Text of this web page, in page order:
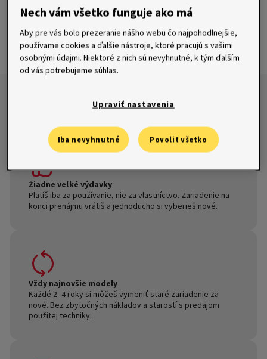
www.cashtec.eu/sk/upgrade
Prečo si prenajať zariadenie a nie
Žiadne veľké výdavky
Platíš iba za používanie, nie za vlastníctvo. Zariadenie na
konci prenájmu vrátiš a jednoducho si vyberieš nové.
Vždy najnovšie modely
Každé 2–4 roky si môžeš vymeniť staré zariadenie za
nové. Bez zbytočných nákladov a starostí s predajom
použitej techniky.
Nech vám všetko funguje ako má
Aby pre vás bolo prezeranie nášho webu čo najpohodlnejšie,
používame cookies a ďalšie nástroje, ktoré pracujú s vašimi
osobnými údajmi. Niektoré z nich sú nevyhnutné, k tým ďalším
od vás potrebujeme súhlas.
Upraviť nastavenia
Iba nevyhnutné Povoliť všetko